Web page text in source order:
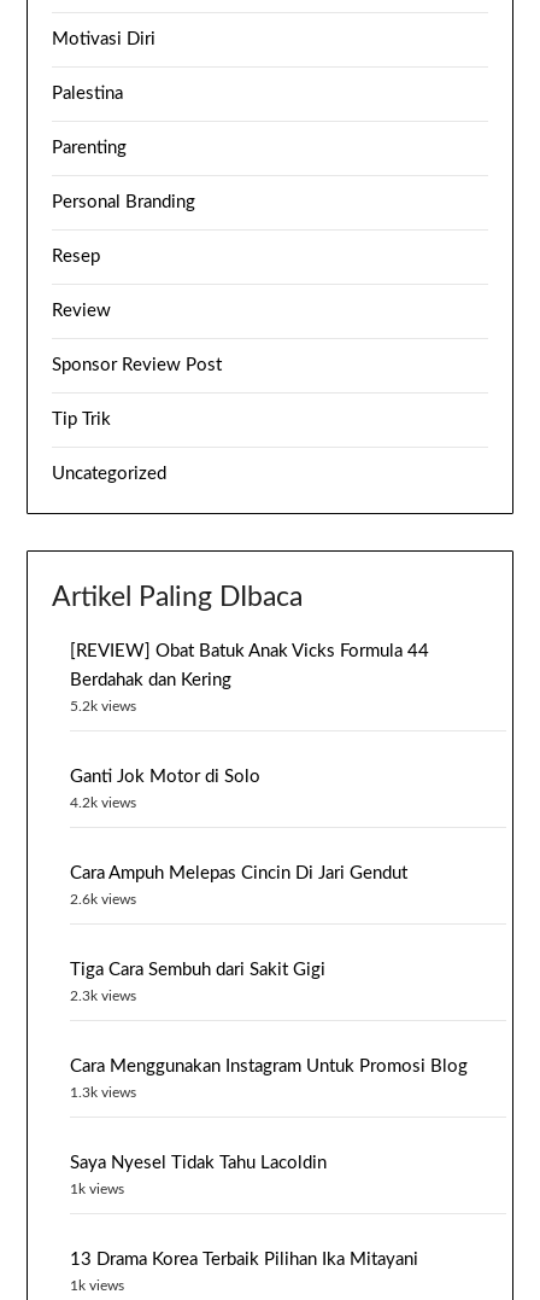
Motivasi Diri
Palestina
Parenting
Personal Branding
Resep
Review
Sponsor Review Post
Tip Trik
Uncategorized
Artikel Paling DIbaca
[REVIEW] Obat Batuk Anak Vicks Formula 44
Berdahak dan Kering
5.2k views
Ganti Jok Motor di Solo
4.2k views
Cara Ampuh Melepas Cincin Di Jari Gendut
2.6k views
Tiga Cara Sembuh dari Sakit Gigi
2.3k views
Cara Menggunakan Instagram Untuk Promosi Blog
1.3k views
Saya Nyesel Tidak Tahu Lacoldin
1k views
13 Drama Korea Terbaik Pilihan Ika Mitayani
1k views